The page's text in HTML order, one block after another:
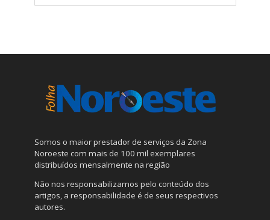
Somos o maior prestador de serviços da Zona
Noroeste com mais de 100 mil exemplares
distribuídos mensalmente na região
Não nos responsabilizamos pelo conteúdo dos
artigos, a responsabilidade é de seus respectivos
autores.